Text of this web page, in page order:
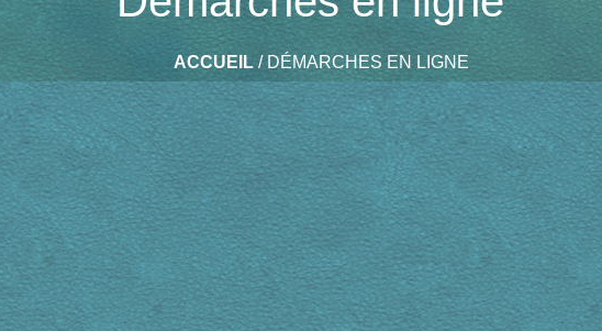
ACCUEIL/DÉMARCHES EN LIGNE